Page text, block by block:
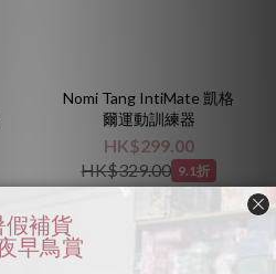
Nomi Tang IntiMate 凱格
爾運動訓練器
HK$299.00
HK$329.00 9.1折